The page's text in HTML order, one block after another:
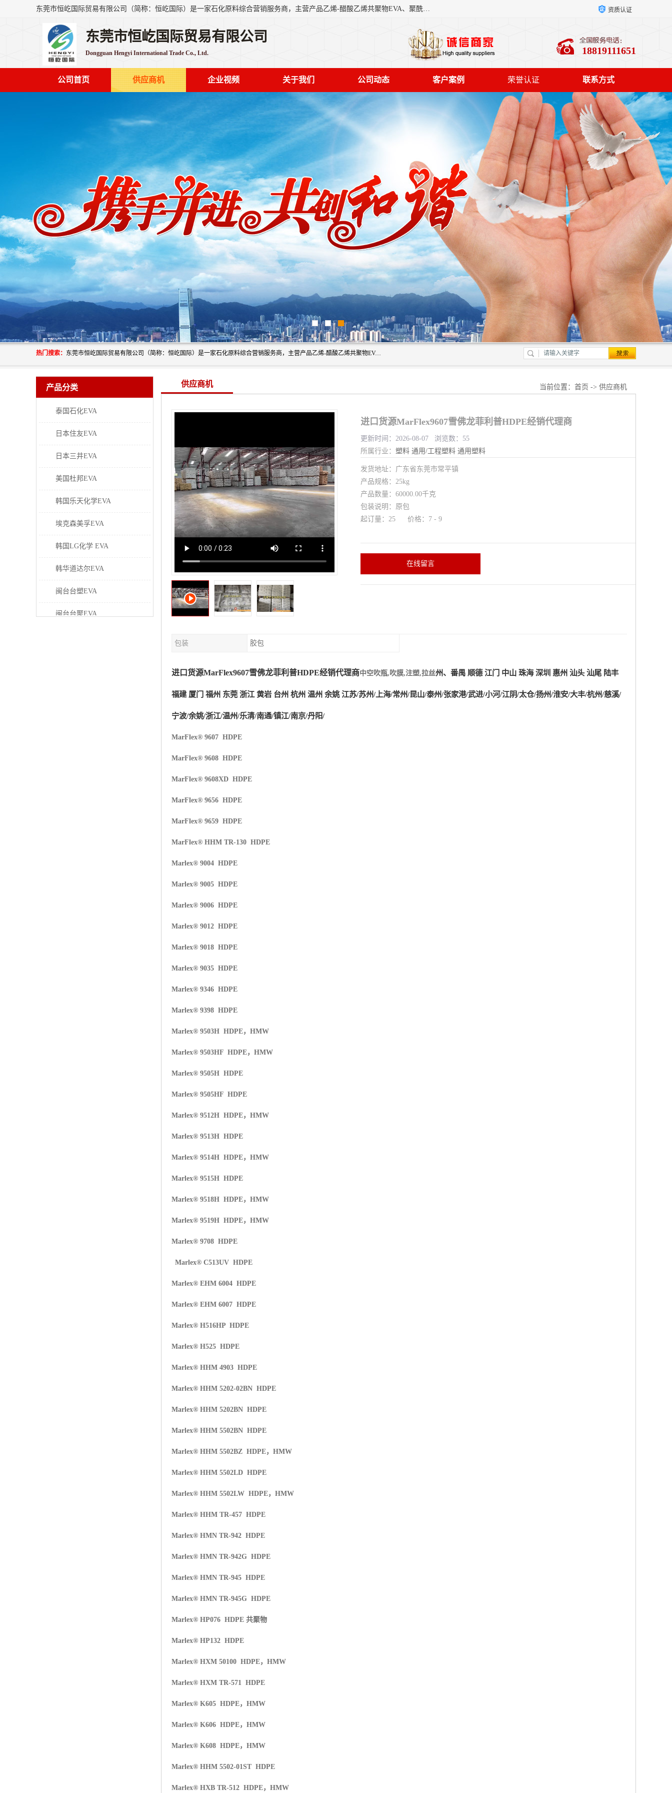
东莞市恒屹国际贸易有限公司（简称：恒屹国际）是一家石化原料综合营销服务商，主营产品乙烯-醋酸乙烯共聚物EVA、聚酰胺PA（尼龙）、醚酯型热塑弹性体TPEE等，公司秉承以市场为导向的战略思想，致力于大宗石化原料在中国市场的营销服务业务，为客户提供一站式的全面服务。 资质认证
东莞市恒屹国际贸易有限公司
Dongguan Hengyi International Trade Co., Ltd. 18819111651
公司首页 供应商机 企业视频 关于我们 公司动态 客户案例 荣誉认证 联系方式
热门搜索： 东莞市恒屹国际贸易有限公司（简称：恒屹国际）是一家石化原料综合营销服务商，主营产品乙烯-醋酸乙烯共聚物EVA、聚酰胺PA（尼龙）、醚酯型热塑弹性体TPEE等，公司秉承以市场为导向的战略思想，致力于大宗石化原料在中国市场的营销服务业务，为客户提供一站式的全面服务。
产品分类
泰国石化EVA
日本住友EVA
日本三井EVA
美国杜邦EVA
韩国乐天化学EVA
埃克森美孚EVA
韩国LG化学 EVA
韩华道达尔EVA
闽台台塑EVA
闽台台聚EVA
供应商机 当前位置： 首页 -> 供应商机
进口货源MarFlex9607雪佛龙菲利普HDPE经销代理商
更新时间：2026-08-07 浏览数：55
所属行业： 塑料 通用/工程塑料 通用塑料
发货地址：广东省东莞市常平镇
产品规格：25kg
产品数量：60000.00千克
包装说明：原包
起订量：25 价格：7 - 9
在线留言
包装 胶包
进口货源MarFlex9607雪佛龙菲利普HDPE经销代理商中空吹瓶,吹膜,注塑,拉丝州、番禺 顺德 江门 中山 珠海 深圳 惠州 汕头 汕尾 陆丰
福建 厦门 福州 东莞 浙江 黄岩 台州 杭州 温州 余姚 江苏/苏州/上海/常州/昆山/泰州/张家港/武进/小河/江阴/太仓/扬州/淮安/大丰/杭州/慈溪/
宁波/余姚/浙江/温州/乐清/南通/镇江/南京/丹阳/
MarFlex® 9607 HDPE
MarFlex® 9608 HDPE
MarFlex® 9608XD HDPE
MarFlex® 9656 HDPE
MarFlex® 9659 HDPE
MarFlex® HHM TR-130 HDPE
Marlex® 9004 HDPE
Marlex® 9005 HDPE
Marlex® 9006 HDPE
Marlex® 9012 HDPE
Marlex® 9018 HDPE
Marlex® 9035 HDPE
Marlex® 9346 HDPE
Marlex® 9398 HDPE
Marlex® 9503H HDPE， HMW
Marlex® 9503HF HDPE， HMW
Marlex® 9505H HDPE
Marlex® 9505HF HDPE
Marlex® 9512H HDPE， HMW
Marlex® 9513H HDPE
Marlex® 9514H HDPE， HMW
Marlex® 9515H HDPE
Marlex® 9518H HDPE， HMW
Marlex® 9519H HDPE， HMW
Marlex® 9708 HDPE
Marlex® C513UV HDPE
Marlex® EHM 6004 HDPE
Marlex® EHM 6007 HDPE
Marlex® H516HP HDPE
Marlex® H525 HDPE
Marlex® HHM 4903 HDPE
Marlex® HHM 5202-02BN HDPE
Marlex® HHM 5202BN HDPE
Marlex® HHM 5502BN HDPE
Marlex® HHM 5502BZ HDPE， HMW
Marlex® HHM 5502LD HDPE
Marlex® HHM 5502LW HDPE， HMW
Marlex® HHM TR-457 HDPE
Marlex® HMN TR-942 HDPE
Marlex® HMN TR-942G HDPE
Marlex® HMN TR-945 HDPE
Marlex® HMN TR-945G HDPE
Marlex® HP076 HDPE 共聚物
Marlex® HP132 HDPE
Marlex® HXM 50100 HDPE， HMW
Marlex® HXM TR-571 HDPE
Marlex® K605 HDPE， HMW
Marlex® K606 HDPE， HMW
Marlex® K608 HDPE， HMW
Marlex® HHM 5502-01ST HDPE
Marlex® HXB TR-512 HDPE， HMW